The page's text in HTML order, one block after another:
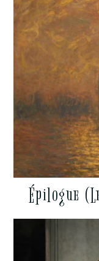
Épilogue